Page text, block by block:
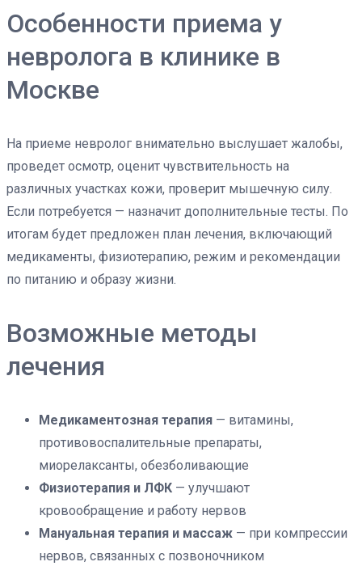
Особенности приема у
невролога в клинике в
Москве
На приеме невролог внимательно выслушает жалобы,
проведет осмотр, оценит чувствительность на
различных участках кожи, проверит мышечную силу.
Если потребуется — назначит дополнительные тесты. По
итогам будет предложен план лечения, включающий
медикаменты, физиотерапию, режим и рекомендации
по питанию и образу жизни.
Возможные методы
лечения
Медикаментозная терапия — витамины,
противовоспалительные препараты,
миорелаксанты, обезболивающие
Физиотерапия и ЛФК — улучшают
кровообращение и работу нервов
Мануальная терапия и массаж — при компрессии
нервов, связанных с позвоночником